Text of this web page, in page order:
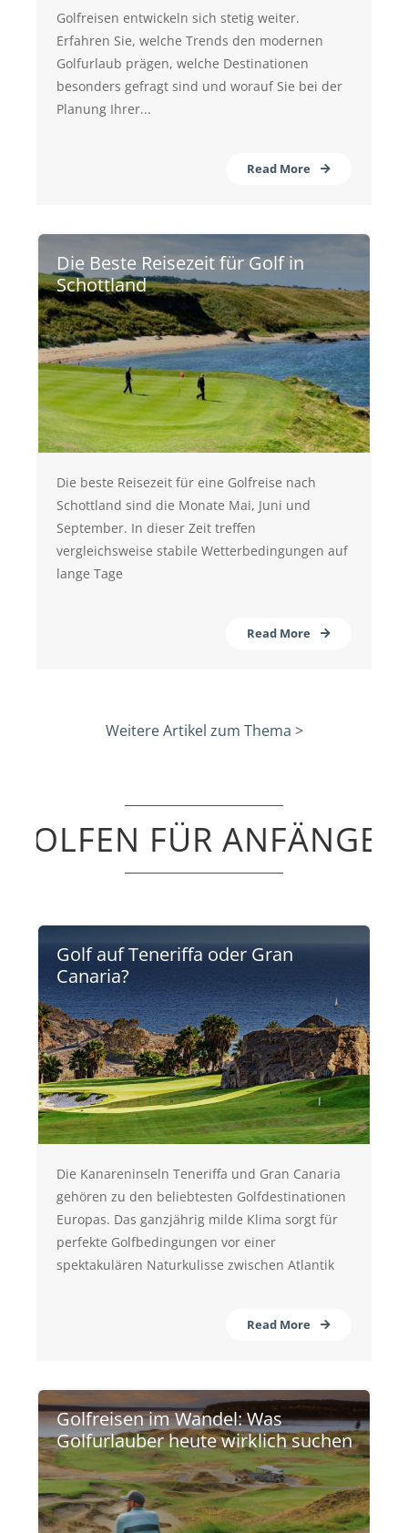
Golfreisen entwickeln sich stetig weiter.
Erfahren Sie, welche Trends den modernen
Golfurlaub prägen, welche Destinationen
besonders gefragt sind und worauf Sie bei der
Planung Ihrer...
Read More
Die Beste Reisezeit für Golf in
Schottland
Die beste Reisezeit für eine Golfreise nach
Schottland sind die Monate Mai, Juni und
September. In dieser Zeit treffen
vergleichsweise stabile Wetterbedingungen auf
lange Tage
Read More
Weitere Artikel zum Thema >
GOLFEN FÜR ANFÄNGER
Golf auf Teneriffa oder Gran
Canaria?
Die Kanareninseln Teneriffa und Gran Canaria
gehören zu den beliebtesten Golfdestinationen
Europas. Das ganzjährig milde Klima sorgt für
perfekte Golfbedingungen vor einer
spektakulären Naturkulisse zwischen Atlantik
Read More
Golfreisen im Wandel: Was
Golfurlauber heute wirklich suchen